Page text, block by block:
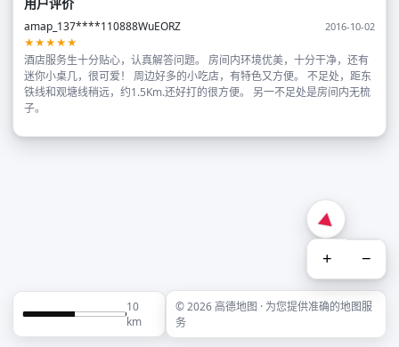
amap_137****110888WuEORZ
2016-10-02
★★★★★
酒店服务生十分贴心，认真解答问题。 房间内环境优美，十分干净，还有
迷你小桌几，很可爱！ 周边好多的小吃店，有特色又方便。 不足处，距东
铁线和观塘线稍远，约1.5Km.还好打的很方便。 另一不足处是房间内无梳
子。
+ −
10
km
© 2026 高德地图 · 为您提供准确的地图服
务